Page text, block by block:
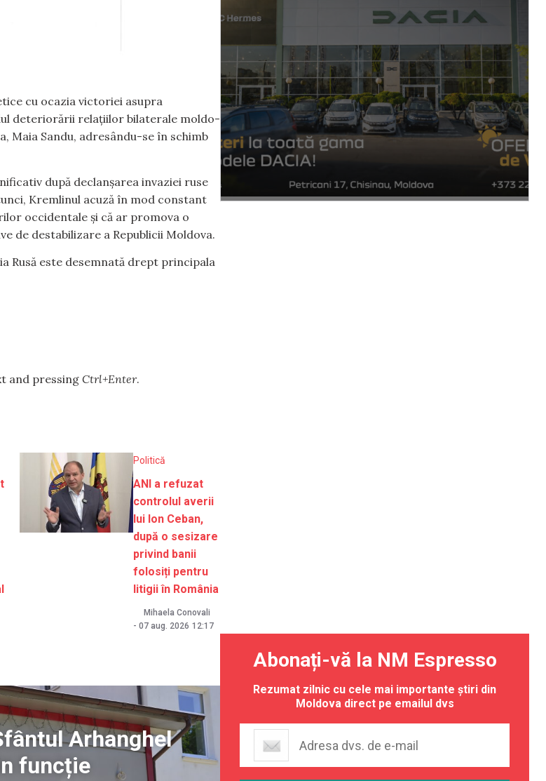
cu ocazia victoriei asupra
deteriorării relațiilor bilaterale moldo-
Maia Sandu, adresându-se în schimb
după declanșarea invaziei ruse
Kremlinul acuză în mod constant
occidentale și că ar promova o
de destabilizare a Republicii Moldova.
Rusă este desemnată drept principala
and pressing Ctrl+Enter.
Politică
ANI a refuzat
controlul averii
lui Ion Ceban,
după o sesizare
privind banii
folosiți pentru
litigii în România
Mihaela Conovali
- 07 aug. 2026 12:17
Arhanghel
funcție
Abonați-vă la NM Espresso
Rezumat zilnic cu cele mai importante știri din
Moldova direct pe emailul dvs